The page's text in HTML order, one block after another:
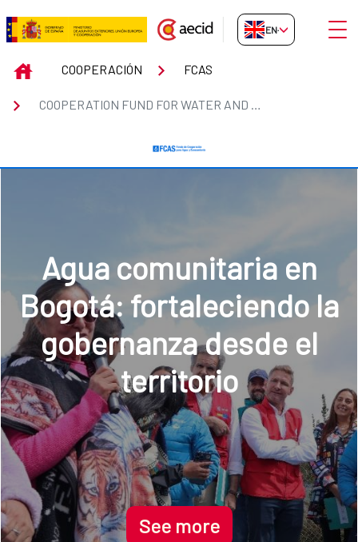
Skip to Main Content
COOPERATION FUND FOR
EN-GB
INICIOCOOPERACIÓN FCAS
COOPERATION FUND FOR WATER AND SANITATION. (FCAS)
Diálogos sobre agua,
género y desarrollo
urbano
See more